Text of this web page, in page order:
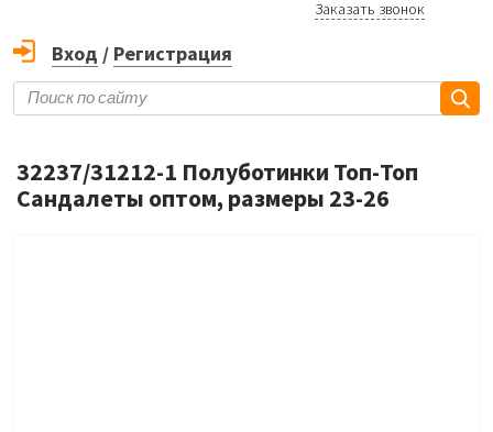
Заказать звонок
Вход / Регистрация
32237/31212-1 Полуботинки Топ-Топ
Сандалеты оптом, размеры 23-26